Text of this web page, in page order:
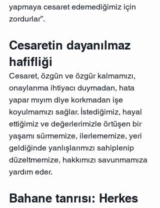
yapmaya cesaret edemediğimiz için
zordurlar”.
Cesaretin dayanılmaz
hafifliği
Cesaret, özgün ve özgür kalmamızı,
onaylanma ihtiyacı duymadan, hata
yapar mıyım diye korkmadan işe
koyulmamızı sağlar. İstediğimiz, hayal
ettiğimiz ve değerlerimizle örtüşen bir
yaşamı sürmemize, ilerlememize, yeri
geldiğinde yanlışlarımızı sahiplenip
düzeltmemize, hakkımızı savunmamıza
yardım eder.
Bahane tanrısı: Herkes